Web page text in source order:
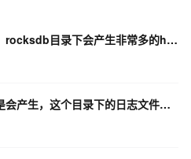
flink中checkpoint、io_tmp、rocksdb目录下会产生非常多的hardlink
在Flink CDC中，这个flink老是会产生，这个目录下的日志文件没滚动删除，咋个配置目录转移？